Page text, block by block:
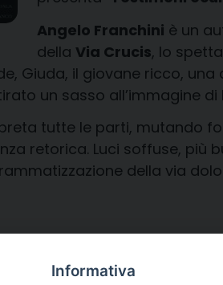
Angelo Franchini è un
della Via Crucis, lo
Giuda, il giovane ricco,
un sasso all’immagine
tutte le parti, mutando
retorica. Luci soffuse, più
della via
Informativa